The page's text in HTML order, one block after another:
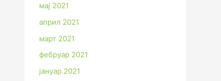
мај 2021
април 2021
март 2021
фебруар 2021
јануар 2021